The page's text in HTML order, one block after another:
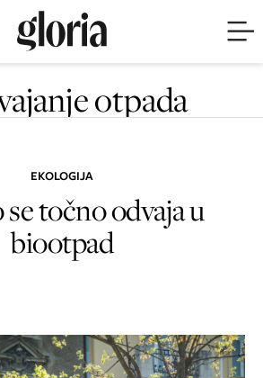
otpada
EKOLOGIJA
se točno odvaja u
biootpad